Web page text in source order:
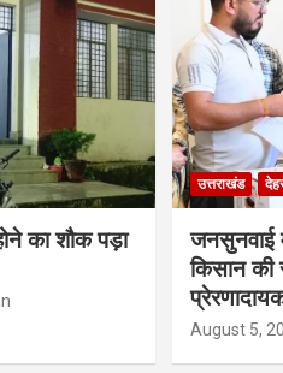
का शौक पड़ा
उत्तराखंड
जनसुनवाई
किसान की
August 5,